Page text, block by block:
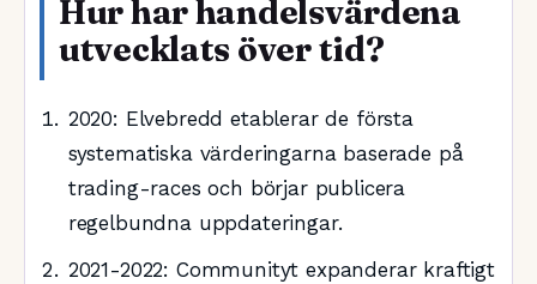
Hur har handelsvärdena
utvecklats över tid?
2020: Elvebredd etablerar de första
systematiska värderingarna baserade på
trading-races och börjar publicera
regelbundna uppdateringar.
2021-2022: Communityt expanderar kraftigt